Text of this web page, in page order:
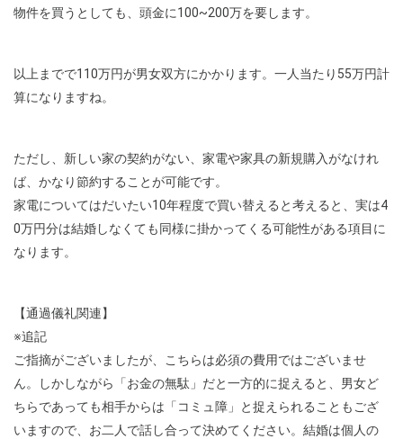
物件を買うとしても、頭金に100~200万を要します。
以上までで110万円が男女双方にかかります。一人当たり55万円計
算になりますね。
ただし、新しい家の契約がない、家電や家具の新規購入がなけれ
ば、かなり節約することが可能です。
家電についてはだいたい10年程度で買い替えると考えると、実は4
0万円分は結婚しなくても同様に掛かってくる可能性がある項目に
なります。
【通過儀礼関連】
※追記
ご指摘がございましたが、こちらは必須の費用ではございませ
ん。しかしながら「お金の無駄」だと一方的に捉えると、男女ど
ちらであっても相手からは「コミュ障」と捉えられることもござ
いますので、お二人で話し合って決めてください。結婚は個人の